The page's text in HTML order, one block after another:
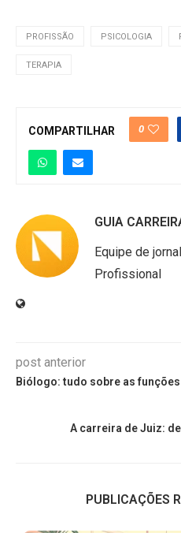
PROFISSÃO PSICOLOGIA
TERAPIA
COMPARTILHAR 0
GUIA
Equipe de
Profissional
post anterior
Biólogo: tudo sobre as
A carreira de Juiz:
PUBLICAÇÕES